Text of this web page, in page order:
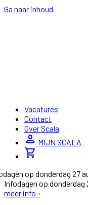
Ga naar inhoud
Vacatures
Contact
Over Scala
person MIJN SCALA
shopping_cart
op donderdag 27
Infodagen op donderdag
meer info ›